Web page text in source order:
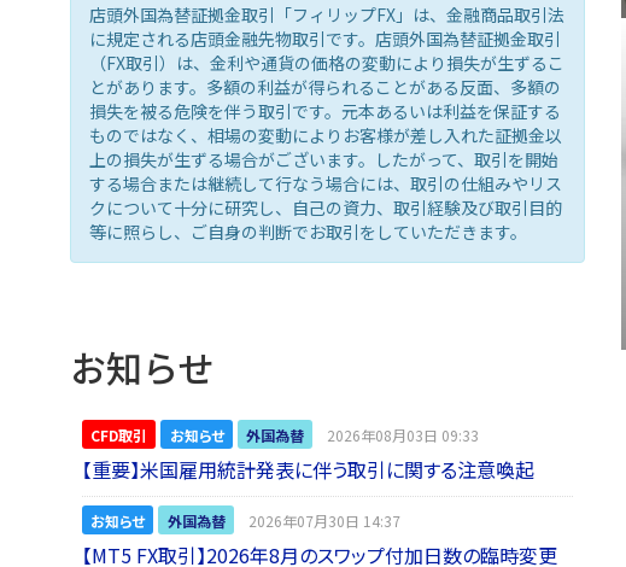
店頭外国為替証拠金取引「フィリップFX」は、金融商品取引法
に規定される店頭金融先物取引です。店頭外国為替証拠金取引
（FX取引）は、金利や通貨の価格の変動により損失が生ずるこ
とがあります。多額の利益が得られることがある反面、多額の
損失を被る危険を伴う取引です。元本あるいは利益を保証する
ものではなく、相場の変動によりお客様が差し入れた証拠金以
上の損失が生ずる場合がございます。したがって、取引を開始
する場合または継続して行なう場合には、取引の仕組みやリス
クについて十分に研究し、自己の資力、取引経験及び取引目的
等に照らし、ご自身の判断でお取引をしていただきます。
お知らせ
CFD取引 お知らせ 外国為替 2026年08月03日 09:33
【重要】米国雇用統計発表に伴う取引に関する注意喚起
お知らせ 外国為替 2026年07月30日 14:37
【MT5 FX取引】2026年8月のスワップ付加日数の臨時変更